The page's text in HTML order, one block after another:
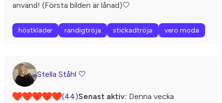
använd! (Första bilden är lånad)🤍
höstkläder randigtröja stickadtröja vero moda
Stella Ståhl 🤍
(44)Senast aktiv: Denna vecka